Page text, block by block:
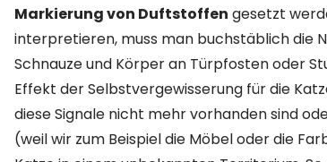
Markierung von Duftstoffen gesetzt
interpretieren, muss man buchstäblich die
Schnauze und Körper an Türpfosten oder
Effekt der Selbstvergewisserung für die
diese Signale nicht mehr vorhanden sind
(weil wir zum Beispiel die Möbel oder die